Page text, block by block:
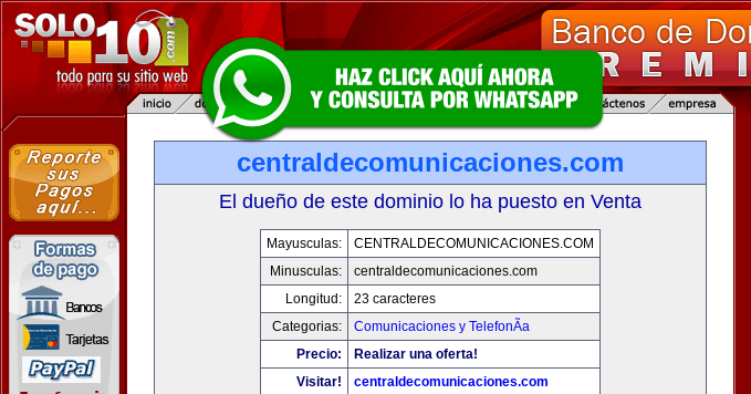
centraldecomunicaciones.com
El dueño de este dominio lo ha puesto en Venta
Mayusculas:
CENTRALDECOMUNICACIONES.COM
Minusculas:
centraldecomunicaciones.com
Longitud:
23 caracteres
Categorias:
Comunicaciones y TelefonÃ­a
Precio:
Realizar una oferta!
Visitar!
centraldecomunicaciones.com